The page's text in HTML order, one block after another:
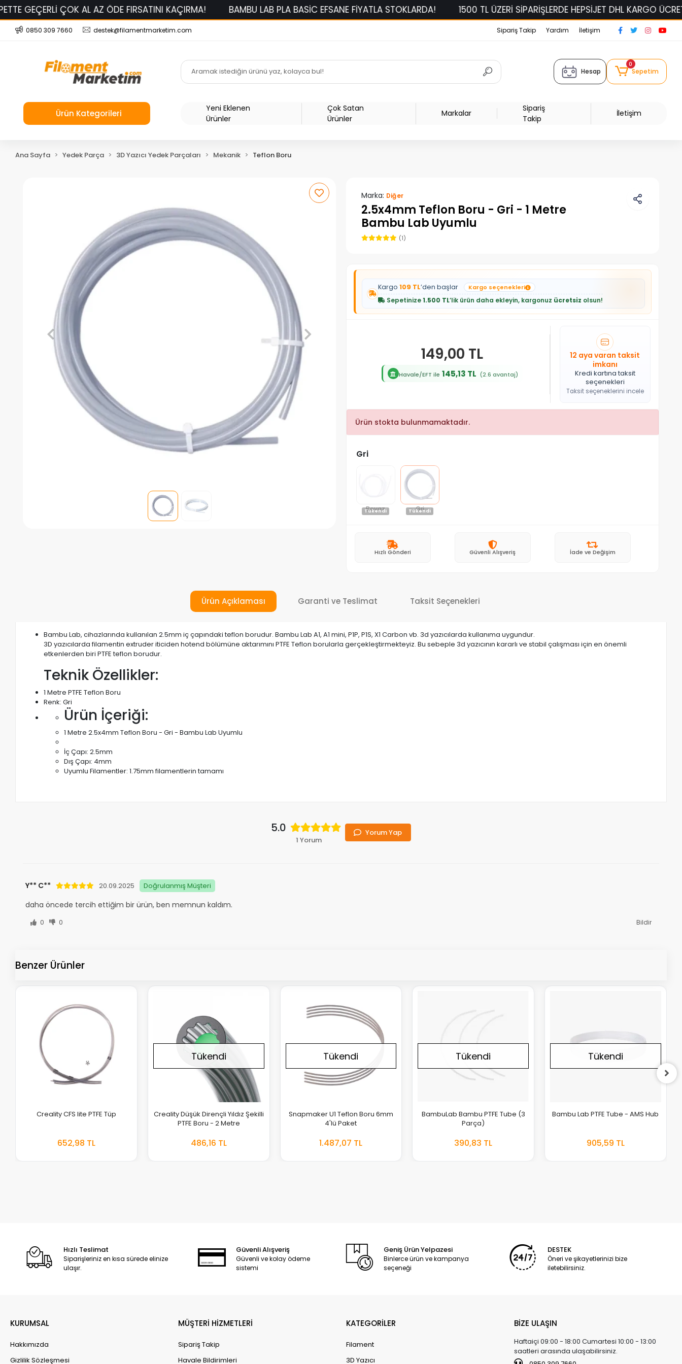
ÇOK AL AZ ÖDE FIRSATINI KAÇIRMA! BAMBU LAB PLA BASİC EFSANE FİYATLA STOKLARDA! 1500 TL ÜZERİ SİPARİŞLERDE HEPSİJET DHL KARGO ÜCRETSİZ!
0850 309 7660 destek@filamentmarketim.com Sipariş Takip Yardım İletişim
Hesap
0
Sepetim
Ürün Kategorileri
Yeni Eklenen
Ürünler
Çok Satan
Ürünler
Markalar
Sipariş
Takip
İletişim
Ana Sayfa Yedek Parça 3D Yazıcı Yedek Parçaları Mekanik Teflon Boru
Marka: Diğer
2.5x4mm Teflon Boru - Gri - 1 Metre
Bambu Lab Uyumlu
(1)
Kargo 109 TL’den başlar Kargo seçenekleri
Sepetinize1.500 TL’lik ürün daha ekleyin, kargonuz ücretsiz olsun!
149,00 TL
Havale/EFT ile 145,13 TL (2.6 avantaj)
12 aya varan taksit
imkanı
Kredi kartına taksit
seçenekleri
Taksit seçeneklerini incele
Ürün stokta bulunmamaktadır.
Gri
Beyaz
Tükendi Gri
Tükendi
Hızlı Gönderi Güvenli Alışveriş İade ve Değişim
Ürün Açıklaması Garanti ve Teslimat Taksit Seçenekleri
Bambu Lab, cihazlarında kullanılan 2.5mm iç çapındaki teflon borudur. Bambu Lab A1, A1 mini, P1P, P1S, X1 Carbon vb. 3d yazıcılarda kullanıma uygundur.
3D yazıcılarda filamentin extruder iticiden hotend bölümüne aktarımını PTFE Teflon borularla gerçekleştirmekteyiz. Bu sebeple 3d yazıcının kararlı ve stabil çalışması için en önemli
etkenlerden biri PTFE teflon borudur.
Teknik Özellikler:
1 Metre PTFE Teflon Boru
Renk: Gri
Ürün İçeriği:
1 Metre 2.5x4mm Teflon Boru - Gri - Bambu Lab Uyumlu
İç Çapı: 2.5mm
Dış Çapı: 4mm
Uyumlu Filamentler: 1.75mm filamentlerin tamamı
5.0
1 Yorum
Yorum Yap
Y** C** 20.09.2025 Doğrulanmış Müşteri
daha öncede tercih ettiğim bir ürün, ben memnun kaldım.
0 0 Bildir
Benzer Ürünler
Creality CFS lite PTFE Tüp
652,98 TLEKLE
Tükendi
Creality Düşük Dirençli Yıldız Şekilli
PTFE Boru - 2 Metre
486,16 TLSTOKTA
Tükendi
Snapmaker U1 Teflon Boru 6mm
4'lü Paket
1.487,07 TLSTOKTA
YOK
Tükendi
BambuLab Bambu PTFE Tube (3
Parça)
390,83 TLSTOKTA
YOK
Tükendi
Bambu Lab PTFE Tube - AMS Hub
905,59 TLSTOKTA
YOK
Hızlı Teslimat
Siparişleriniz en kısa sürede elinize
ulaşır.
Güvenli Alışveriş
Güvenli ve kolay ödeme
sistemi
Geniş Ürün Yelpazesi
Binlerce ürün ve kampanya
seçeneği
DESTEK
Öneri ve şikayetlerinizi bize
iletebilirsiniz.
KURUMSAL
Hakkımızda
Gizlilik Sözleşmesi
MÜŞTERİ HİZMETLERİ
Sipariş Takip
Havale Bildirimleri
KATEGORİLER
Filament
3D Yazıcı
BİZE ULAŞIN
Haftaiçi 09:00 - 18:00 Cumartesi 10:00 - 13:00
saatleri arasında ulaşabilirsiniz.